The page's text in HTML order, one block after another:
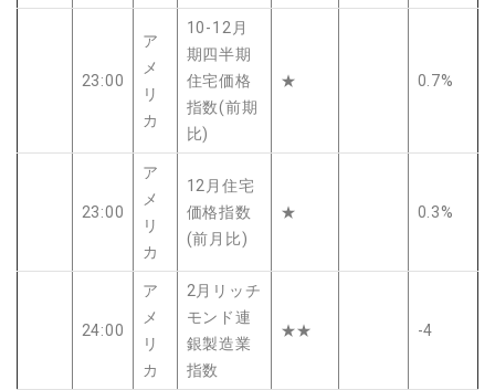
23:00
ア
メ
リ
カ
10-12月
期四半期
住宅価格
指数(前期
比)
★ 0.7%
23:00
ア
メ
リ
カ
12月住宅
価格指数
(前月比)
★ 0.3%
24:00
ア
メ
リ
カ
2月リッチ
モンド連
銀製造業
指数
★★ -4